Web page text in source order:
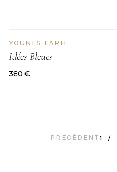
YOUNES FARHI
Idées Bleues
380€
PRÉCÉDENT 1 /